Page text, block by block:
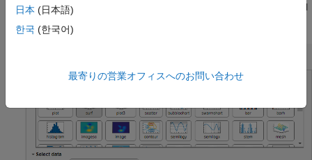
解析プロットの作成の詳細については、
(Control
日本 (日本語)
한국 (한국어)
最寄りの営業オフィスへのお問い合わせ